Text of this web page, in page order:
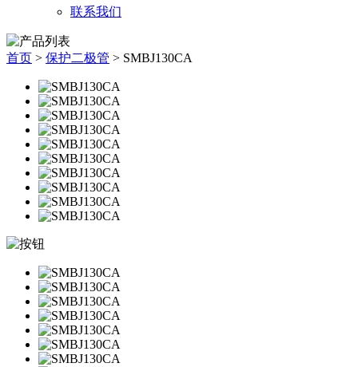
联系我们
首页 > 保护二极管 > SMBJ130CA